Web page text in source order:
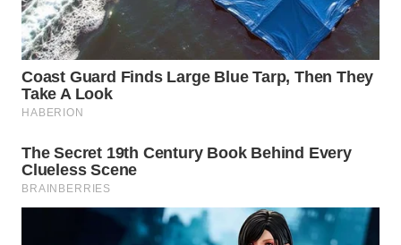
WAHANA
TANI
WAHANA
ADVOKAT
WAHANA
INFRASTRUKTUR